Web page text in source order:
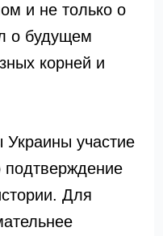
и не только о
о будущем
корней и
участие
Для